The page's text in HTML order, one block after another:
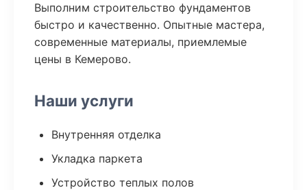
Выполним строительство фундаментов
быстро и качественно. Опытные мастера,
современные материалы, приемлемые
цены в Кемерово.
Наши услуги
Внутренняя отделка
Укладка паркета
Устройство теплых полов